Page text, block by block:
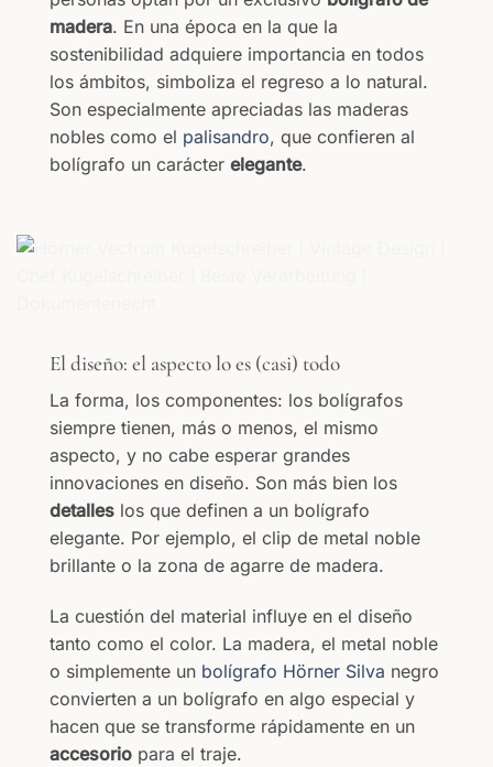
madera. En una época en la que la
sostenibilidad adquiere importancia en todos
los ámbitos, simboliza el regreso a lo natural.
Son especialmente apreciadas las maderas
nobles como el palisandro, que confieren al
bolígrafo un carácter elegante.
El diseño: el aspecto lo es (casi) todo
La forma, los componentes: los bolígrafos
siempre tienen, más o menos, el mismo
aspecto, y no cabe esperar grandes
innovaciones en diseño. Son más bien los
detalles los que definen a un bolígrafo
elegante. Por ejemplo, el clip de metal noble
brillante o la zona de agarre de madera.
La cuestión del material influye en el diseño
tanto como el color. La madera, el metal noble
o simplemente un bolígrafo Hörner Silva negro
convierten a un bolígrafo en algo especial y
hacen que se transforme rápidamente en un
accesorio para el traje.